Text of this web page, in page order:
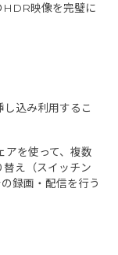
映像を完璧に
込み利用するこ
アを使って、複数
え（スイッチン
録画・配信を行う